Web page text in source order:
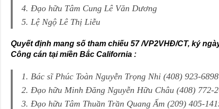
4. Đạo hữu Tâm Cung Lê Văn Dương
5. Lệ Ngộ Lê Thị Liễu
Quyết định mang số tham chiếu 57 /VP2VHĐ/CT, ký
Công cán tại miền Bắc California :
1. Bác sĩ Phúc Toàn Nguyễn Trọng Nhi (408) 923-6898
2. Đạo hữu Minh Đăng Nguyễn Hữu Châu (408) 772-
3. Đạo hữu Tâm Thuần Trần Quang Ấm (209) 405-